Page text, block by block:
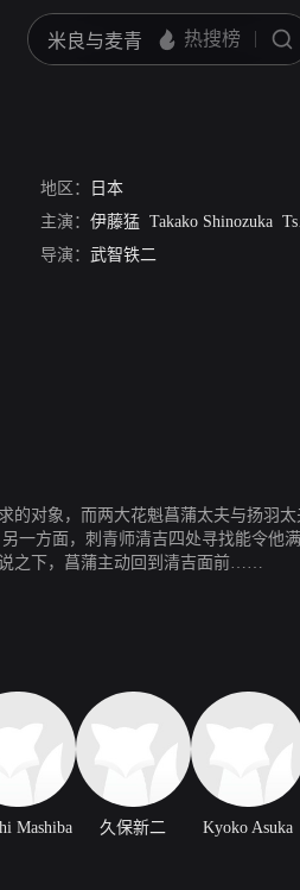
地区：
日本
主演： 伊藤猛 Takako Shinozuka Tsutomu Sasaku
导演： 武智铁二
对象，而两大花魁菖蒲太夫与扬羽
一方面，刺青师清吉四处寻找能令他
之下，菖蒲主动回到清吉面前……
Mashiba 久保新二 Kyoko Asuka